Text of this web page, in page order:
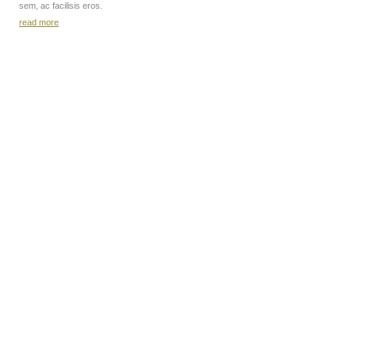
sem, ac facilisis eros.
read more